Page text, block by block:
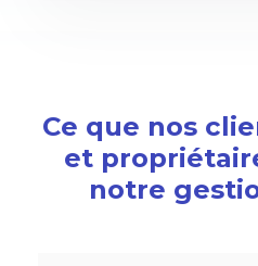
Ce que nos
et
notre